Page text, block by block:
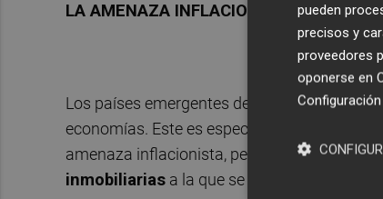
LA AMENAZA INFLACIONISTA
Los países emergentes deben conseguir
economías. Este es especialmente el caso
amenaza inflacionista, pero
a costa de
inmobiliarias a la que se añade a día de
pueden
precisos y
proveedores
oponerse en